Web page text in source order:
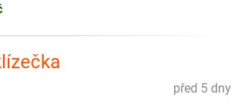
před 5 dny